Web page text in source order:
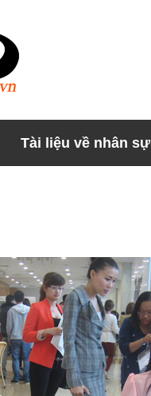
Tài liệu về nhân sự